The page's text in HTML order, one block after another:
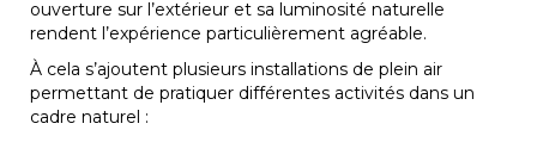
ouverture sur l’extérieur et sa luminosité naturelle
rendent l’expérience particulièrement agréable.
À cela s’ajoutent plusieurs installations de plein air
permettant de pratiquer différentes activités dans un
cadre naturel :